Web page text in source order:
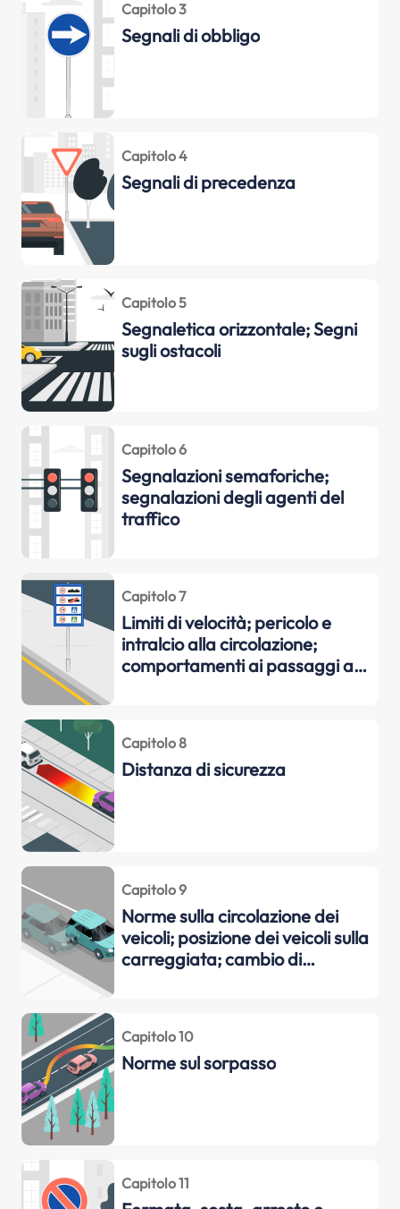
Capitolo 3
Segnali di obbligo
Capitolo 4
Segnali di precedenza
Capitolo 5
Segnaletica orizzontale; Segni
sugli ostacoli
Capitolo 6
Segnalazioni semaforiche;
segnalazioni degli agenti del
traffico
Capitolo 7
Limiti di velocità; pericolo e
intralcio alla circolazione;
comportamenti ai passaggi a
Capitolo 8
Distanza di sicurezza
Capitolo 9
Norme sulla circolazione dei
veicoli; posizione dei veicoli sulla
carreggiata; cambio di
comportamento agli incroci;
norme sulla precedenza;
Capitolo 10
Norme sul sorpasso
Capitolo 11